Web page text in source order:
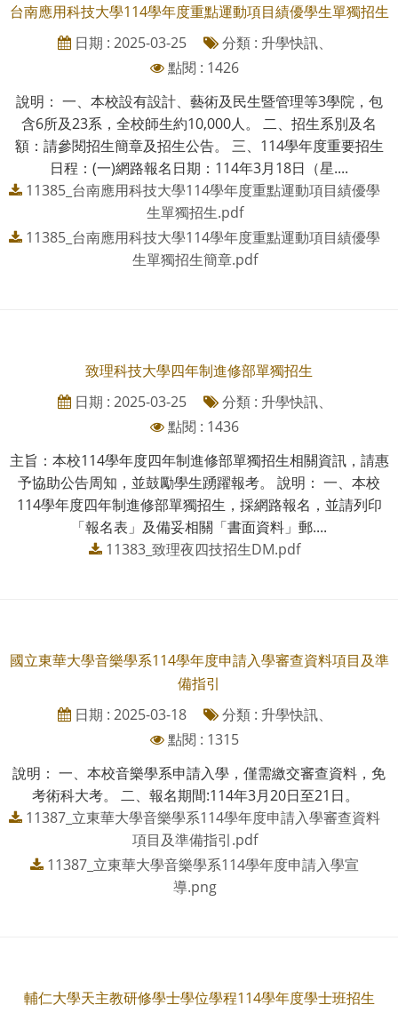
台南應用科技大學114學年度重點運動項目績優學生單獨招生
日期 : 2025-03-25
分類 : 升學快訊、
點閱 : 1426
說明： 一、本校設有設計、藝術及民生暨管理等3學院，包
含6所及23系，全校師生約10,000人。 二、招生系別及名
額：請參閱招生簡章及招生公告。 三、114學年度重要招生
日程：(一)網路報名日期：114年3月18日（星....
11385_台南應用科技大學114學年度重點運動項目績優學
生單獨招生.pdf
11385_台南應用科技大學114學年度重點運動項目績優學
生單獨招生簡章.pdf
致理科技大學四年制進修部單獨招生
日期 : 2025-03-25
分類 : 升學快訊、
點閱 : 1436
主旨：本校114學年度四年制進修部單獨招生相關資訊，請惠
予協助公告周知，並鼓勵學生踴躍報考。 說明： 一、本校
114學年度四年制進修部單獨招生，採網路報名，並請列印
「報名表」及備妥相關「書面資料」郵....
11383_致理夜四技招生DM.pdf
國立東華大學音樂學系114學年度申請入學審查資料項目及準
備指引
日期 : 2025-03-18
分類 : 升學快訊、
點閱 : 1315
說明： 一、本校音樂學系申請入學，僅需繳交審查資料，免
考術科大考。 二、報名期間:114年3月20日至21日。
11387_立東華大學音樂學系114學年度申請入學審查資料
項目及準備指引.pdf
11387_立東華大學音樂學系114學年度申請入學宣
導.png
輔仁大學天主教研修學士學位學程114學年度學士班招生